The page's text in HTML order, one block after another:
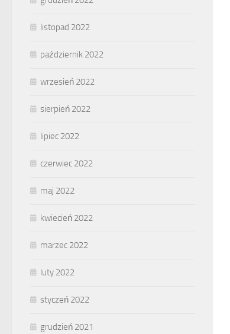
listopad 2022
październik 2022
wrzesień 2022
sierpień 2022
lipiec 2022
czerwiec 2022
maj 2022
kwiecień 2022
marzec 2022
luty 2022
styczeń 2022
grudzień 2021